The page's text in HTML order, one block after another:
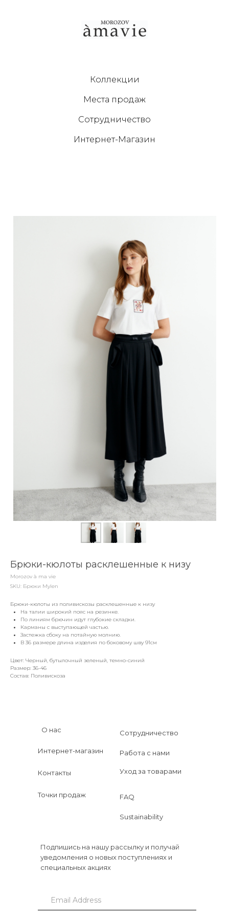
Коллекции
Места продаж
Сотрудничество
Интернет-Магазин
Брюки-кюлоты расклешенные к низу
Morozov à ma vie
SKU: Брюки Mylen
Брюки-кюлоты из поливискозы расклешенные к низу
На талии широкий пояс на резинке.
По линиям брючин идут глубокие складки.
Карманы с выступающей частью.
Застежка сбоку на потайную молнию.
В 36 размере длина изделия по боковому шву 91см
Цвет: Черный, бутылочный зеленый, темно-синий
Размер: 36-46
Состав: Поливискоза
Уход за товарами
Контакты
Подпишись на нашу рассылку и получай
уведомления о новых поступлениях и
специальных акциях
О нас
FAQ
Sustainability
Сотрудничество
Работа с нами
Точки продаж
Интернет-магазин